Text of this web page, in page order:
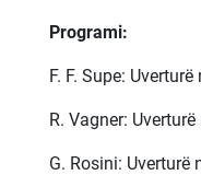
Programi:
F. F. Supe:
R. Vagner:
G. Rosini: Uverturë